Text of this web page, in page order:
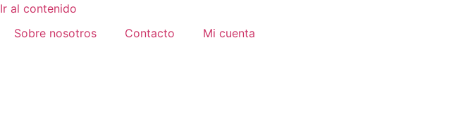
Ir al contenido
Sobre nosotros
Contacto Mi cuenta